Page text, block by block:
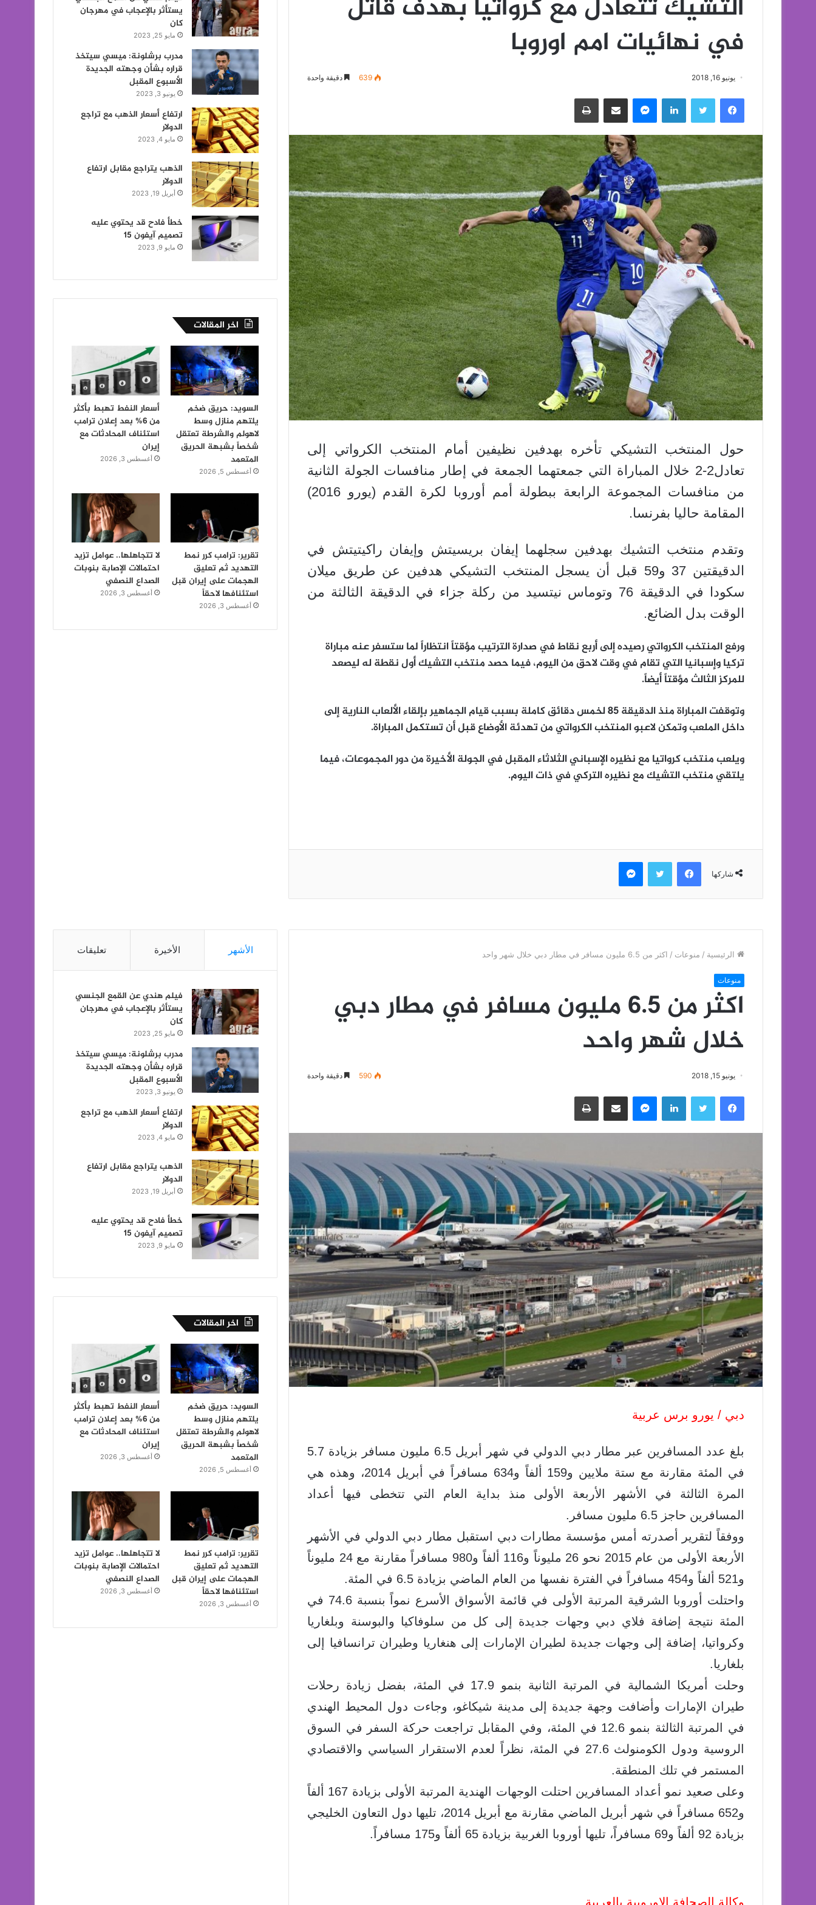
التشيك تتعادل مع كرواتيا بهدف قاتل
في نهائيات امم اوروبا
يونيو 16, 2018 639 دقيقة واحدة
فيسبوك تويتر لينكدإن ماسنجر مشاركة عبر البريد طباعة
حول المنتخب التشيكي تأخره بهدفين نظيفين أمام المنتخب الكرواتي إلى
تعادل2-2 خلال المباراة التي جمعتهما الجمعة في إطار منافسات الجولة الثانية
من منافسات المجموعة الرابعة ببطولة أمم أوروبا لكرة القدم (يورو 2016)
المقامة حاليا بفرنسا.
وتقدم منتخب التشيك بهدفين سجلهما إيفان بريسيتش وإيفان راكيتيتش في
الدقيقتين 37 و59 قبل أن يسجل المنتخب التشيكي هدفين عن طريق ميلان
سكودا في الدقيقة 76 وتوماس نيتسيد من ركلة جزاء في الدقيقة الثالثة من
الوقت بدل الضائع.
ورفع المنتخب الكرواتي رصيده إلى أربع نقاط في صدارة الترتيب مؤقتاً انتظاراً لما ستسفر عنه مباراة
تركيا وإسبانيا التي تقام في وقت لاحق من اليوم، فيما حصد منتخب التشيك أول نقطة له ليصعد
للمركز الثالث مؤقتاً أيضاً.
وتوقفت المباراة منذ الدقيقة 85 لخمس دقائق كاملة بسبب قيام الجماهير بإلقاء الألعاب النارية إلى
داخل الملعب وتمكن لاعبو المنتخب الكرواتي من تهدئة الأوضاع قبل أن تستكمل المباراة.
ويلعب منتخب كرواتيا مع نظيره الإسباني الثلاثاء المقبل في الجولة الأخيرة من دور المجموعات، فيما
يلتقي منتخب التشيك مع نظيره التركي في ذات اليوم.
شاركها
فيسبوك تويتر ماسنجر
يستأثر بالإعجاب في مهرجان
كان
مايو 25, 2023
مدرب برشلونة: ميسي سيتخذ
قراره بشأن وجهته الجديدة
الأسبوع المقبل
يونيو 3, 2023
ارتفاع أسعار الذهب مع تراجع
الدولار
مايو 4, 2023
الذهب يتراجع مقابل ارتفاع
الدولار
أبريل 19, 2023
خطأ فادح قد يحتوي عليه
تصميم آيفون 15
مايو 9, 2023
اخر المقالات
السويد: حريق ضخم
يلتهم منازل وسط
لاهولم والشرطة تعتقل
شخصاً بشبهة الحريق
المتعمد
أغسطس 5, 2026
أسعار النفط تهبط بأكثر
من 6% بعد إعلان ترامب
استئناف المحادثات مع
إيران
أغسطس 3, 2026
تقرير: ترامب كرر نمط
التهديد ثم تعليق
الهجمات على إيران قبل
استئنافها لاحقاً
أغسطس 3, 2026
لا تتجاهلها.. عوامل تزيد
احتمالات الإصابة بنوبات
الصداع النصفي
أغسطس 3, 2026